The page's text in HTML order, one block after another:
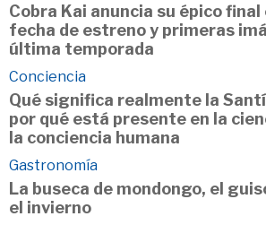
Cobra Kai anuncia su épico
fecha de estreno y primeras
última temporada
Conciencia
Qué significa realmente la
por qué está presente en la
la conciencia humana
Gastronomía
La buseca de mondongo, el
el invierno